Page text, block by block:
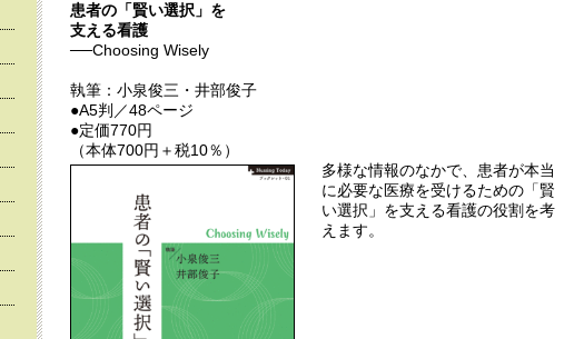
患者の「賢い選択」を
支える看護
──Choosing Wisely
執筆：小泉俊三・井部俊子
●A5判／48ページ
●定価770円
（本体700円＋税10％）
多様な情報のなかで、患者が本当
に必要な医療を受けるための「賢
い選択」を支える看護の役割を考
えます。